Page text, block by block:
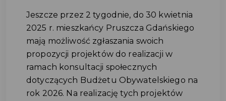
Jeszcze przez 2 tygodnie, do 30 kwietnia
2025 r. mieszkańcy Pruszcza Gdańskiego
mają możliwość zgłaszania swoich
propozycji projektów do realizacji w
ramach konsultacji społecznych
dotyczących Budżetu Obywatelskiego na
rok 2026. Na realizację tych projektów